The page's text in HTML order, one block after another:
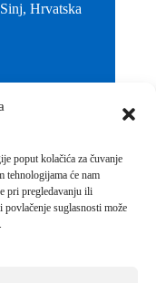
poput kolačića za čuvanje
tehnologijama će nam
pri pregledavanju ili
suglasnosti može
Hrvatska
s ove web